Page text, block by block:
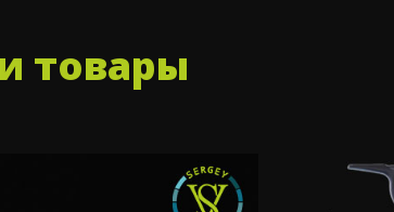
товары